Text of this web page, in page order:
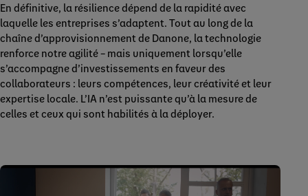
En définitive, la résilience dépend de la rapidité avec
laquelle les entreprises s’adaptent. Tout au long de la
chaîne d’approvisionnement de Danone, la technologie
renforce notre agilité – mais uniquement lorsqu’elle
s’accompagne d’investissements en faveur des
collaborateurs : leurs compétences, leur créativité et leur
expertise locale. L’IA n’est puissante qu’à la mesure de
celles et ceux qui sont habilités à la déployer.